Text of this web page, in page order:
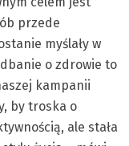
przede
myślały w
o zdrowie to
kampanii
by troska o
ale stała